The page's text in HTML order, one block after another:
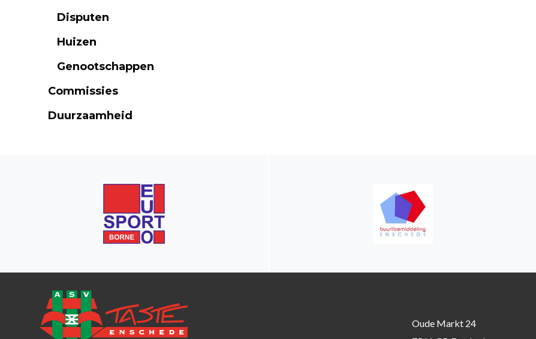
Disputen
Huizen
Genootschappen
Commissies
Duurzaamheid
Oude Markt 24